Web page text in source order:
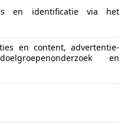
Geniet van een
van elektrisch rijden. Mis
Active te bemachtigen.
door Joppen
fullservice
met ons op via 040
en identificatie via het
en content, advertentie-
en